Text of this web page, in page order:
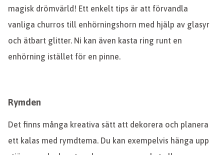
magisk drömvärld! Ett enkelt tips är att förvandla
vanliga churros till enhörningshorn med hjälp av glasyr
och ätbart glitter. Ni kan även kasta ring runt en
enhörning istället för en pinne.
Rymden
Det finns många kreativa sätt att dekorera och planera
ett kalas med rymdtema. Du kan exempelvis hänga upp